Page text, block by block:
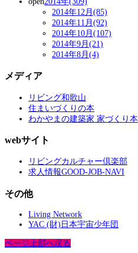
2014年12月(85)
2014年11月(92)
2014年10月(107)
2014年9月(21)
2014年8月(4)
メディア
リビング和歌山
住まいづくりの本
わかやまの建築家 家づくり本
webサイト
リビングカルチャー倶楽部
求人情報GOOD-JOB-NAVI
その他
Living Network
YAC (財)日本宇宙少年団
ページ上部へ戻る